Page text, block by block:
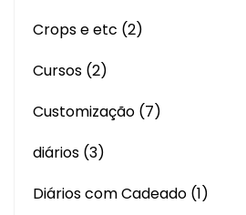
Crops e etc (2)
Cursos (2)
Customização (7)
diários (3)
Diários com Cadeado (1)